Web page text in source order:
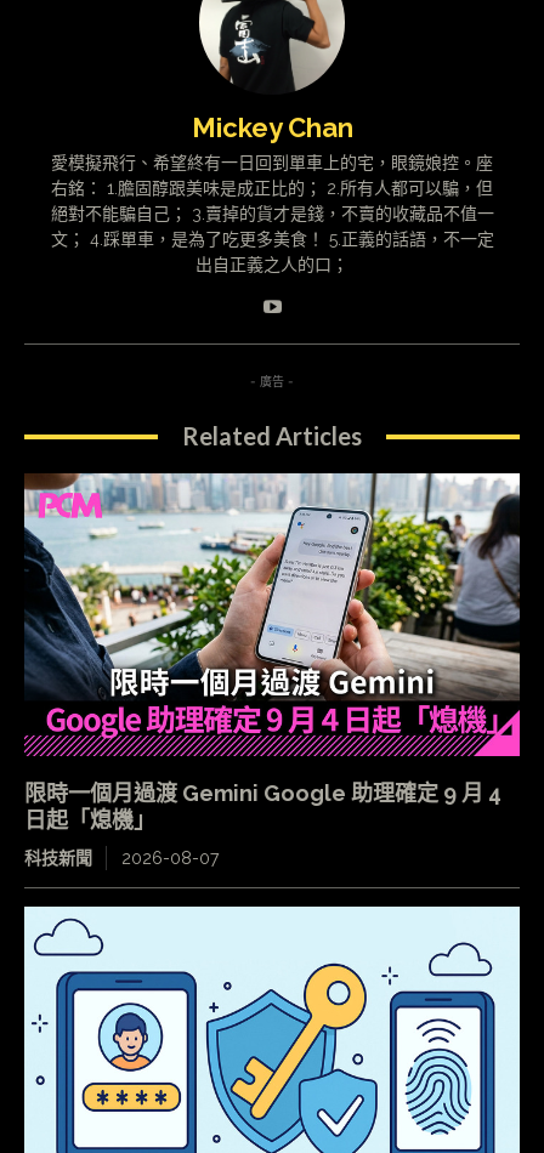
Mickey Chan
愛模擬飛行、希望終有一日回到單車上的宅，眼鏡娘控。座
右銘： 1.膽固醇跟美味是成正比的； 2.所有人都可以騙，但
絕對不能騙自己； 3.賣掉的貨才是錢，不賣的收藏品不值一
文； 4.踩單車，是為了吃更多美食！ 5.正義的話語，不一定
出自正義之人的口；
- 廣告 -
Related Articles
限時一個月過渡 Gemini Google 助理確定 9 月 4
日起「熄機」
科技新聞 2026-08-07